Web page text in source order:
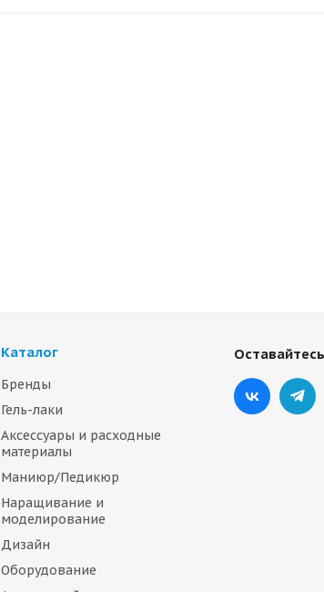
Каталог
Бренды
Гель-лаки
Аксессуары и расходные
материалы
Маниюр/Педикюр
Наращивание и
моделирование
Дизайн
Оборудование